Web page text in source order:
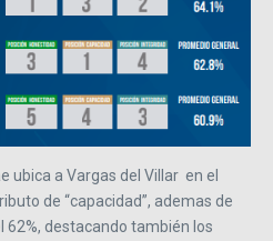
ubica a Vargas del Villar en el
de “capacidad”, ademas de
destacando también los